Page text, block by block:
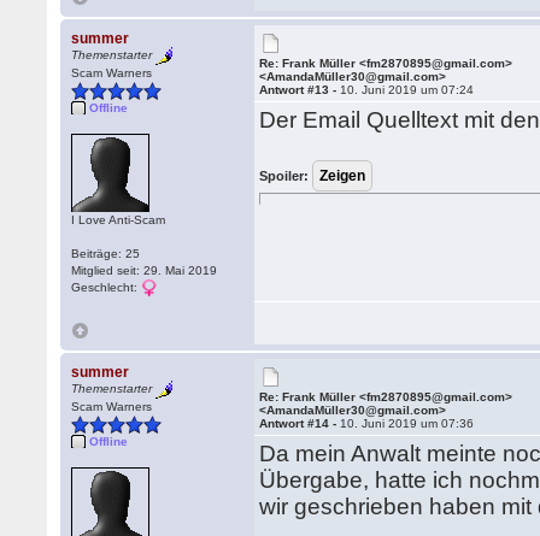
summer
Themenstarter
Scam Warners
Offline
I Love Anti-Scam
Beiträge: 25
Mitglied seit: 29. Mai 2019
Geschlecht:
Re: Frank Müller <fm2870895@gmail.com>
<AmandaMüller30@gmail.com>
Antwort #13 - 10. Juni 2019 um 07:24
Der Email Quelltext mit
Spoiler:
summer
Themenstarter
Scam Warners
Offline
Re: Frank Müller <fm2870895@gmail.com>
<AmandaMüller30@gmail.com>
Antwort #14 - 10. Juni 2019 um 07:36
Da mein Anwalt meinte
Übergabe, hatte ich
wir geschrieben haben